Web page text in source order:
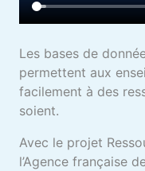
Les bases de
permettent aux
facilement à des
soient.
Avec le projet
l’Agence française